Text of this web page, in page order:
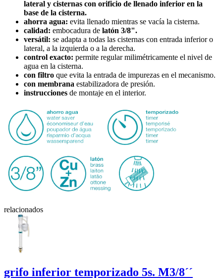
lateral y cisternas con orificio de llenado inferior en la
base de la cisterna.
ahorra agua: evita llenado mientras se vacía la cisterna.
calidad: embocadura de latón 3/8".
versátil: se adapta a todas las cisternas con entrada inferior o
lateral, a la izquierda o a la derecha.
control exacto: permite regular milimétricamente el nivel de
agua en la cisterna.
con filtro que evita la entrada de impurezas en el mecanismo.
con membrana estabilizadora de presión.
instrucciones de montaje en el interior.
relacionados
grifo inferior temporizado 5s. M3/8´´